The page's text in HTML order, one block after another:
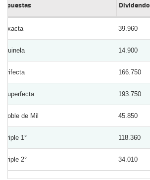
Apuestas Dividendo
Exacta 39.960
Quinela 14.900
Trifecta 166.750
Superfecta 193.750
Doble de Mil 45.850
Triple 1° 118.360
Triple 2° 34.010